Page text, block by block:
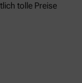
tolle Preise